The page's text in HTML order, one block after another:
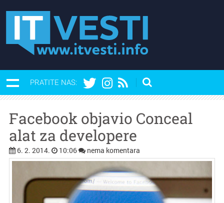
PRATITE NAS:
Facebook objavio Conceal
alat za developere
6. 2. 2014. 10:06 nema komentara